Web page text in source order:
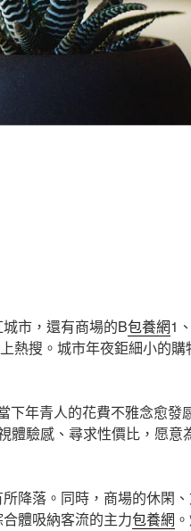
市，還有商場的B包養網1、
熱搜。城市年夜鉅細小的購
年青人的花費不雅念愈發
體驗感、尋求性價比，愿意
降落。同時，商場的休閑、
體吸納客流的主力包養網